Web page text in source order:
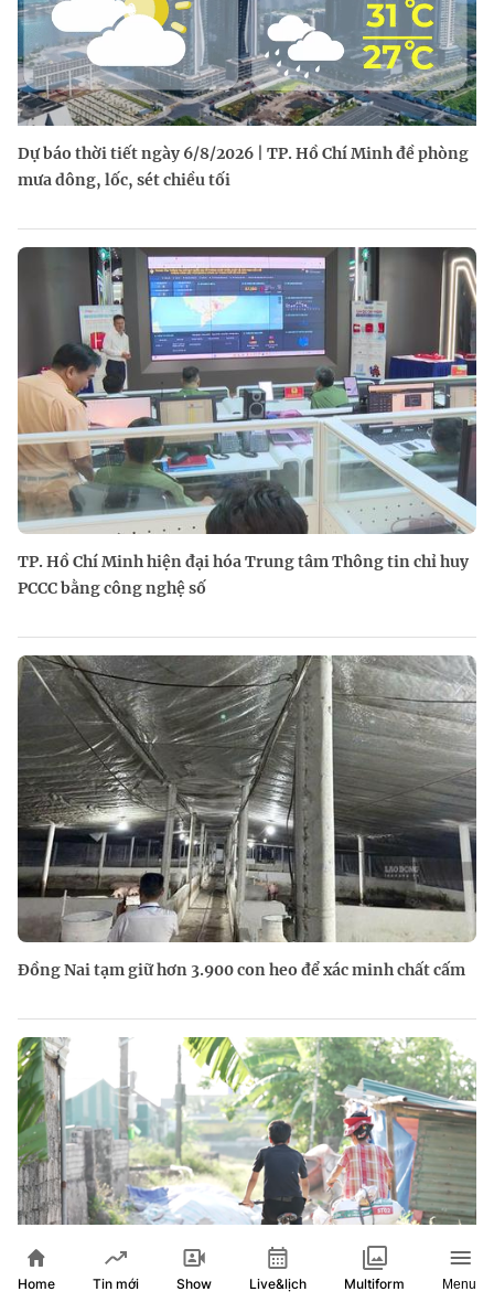
Dự báo thời tiết ngày 6/8/2026 | TP. Hồ Chí Minh đề phòng
mưa dông, lốc, sét chiều tối
TP. Hồ Chí Minh hiện đại hóa Trung tâm Thông tin chỉ huy
PCCC bằng công nghệ số
Đồng Nai tạm giữ hơn 3.900 con heo để xác minh chất cấm
Home Tin mới Show Live&lịch Multiform Menu